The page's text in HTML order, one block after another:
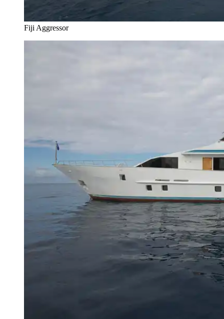
Fiji Aggressor